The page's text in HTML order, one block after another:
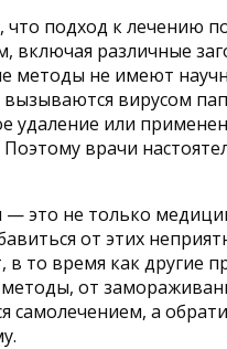
подход к лечению
включая различные
методы не имеют
вирусом
удаление или
врачи
это не только
от этих
то время как другие
от
самолечением, а